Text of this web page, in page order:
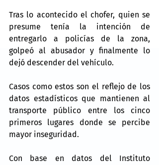
Tras lo acontecido el chofer, quien se
presume tenía la intención de
entregarlo a policías de la zona,
golpeó al abusador y finalmente lo
dejó descender del vehículo.
Casos como estos son el reflejo de los
datos estadísticos que mantienen al
transporte público entre los cinco
primeros lugares donde se percibe
mayor inseguridad.
Con base en datos del Instituto